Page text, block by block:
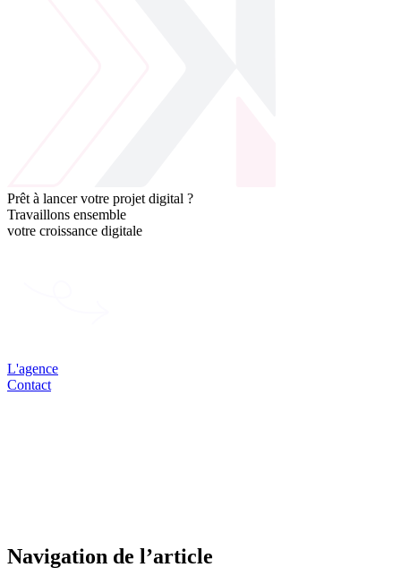
Prêt à lancer votre projet digital ?
Travaillons ensemble
votre croissance digitale
L'agence
Contact
Navigation de l’article